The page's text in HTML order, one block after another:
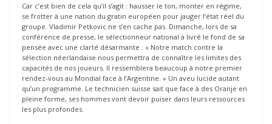
Car c’est bien de cela qu’il s’agit : hausser le ton, monter en régime,
se frotter à une nation du gratin européen pour jauger l’état réel du
groupe. Vladimir Petkovic ne s’en cache pas. Dimanche, lors de sa
conférence de presse, le sélectionneur national a livré le fond de sa
pensée avec une clarté désarmante : « Notre match contre la
sélection néerlandaise nous permettra de connaître les limites des
capacités de nos joueurs. Il ressemblera beaucoup à notre premier
rendez-vous au Mondial face à l’Argentine. » Un aveu lucide autant
qu’un programme. Le technicien suisse sait que face à des Oranje en
pleine forme, ses hommes vont devoir puiser dans leurs ressources
les plus profondes.